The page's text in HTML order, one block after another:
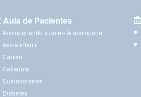
Aula de Pacientes
Acompañando a quien te acompaña
Asma infantil
Cáncer
Celiaquía
Cuidadoras/es
Diabetes